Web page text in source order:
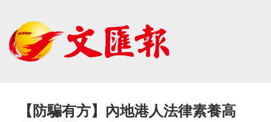
【防騙有方】內地港人法律素養高